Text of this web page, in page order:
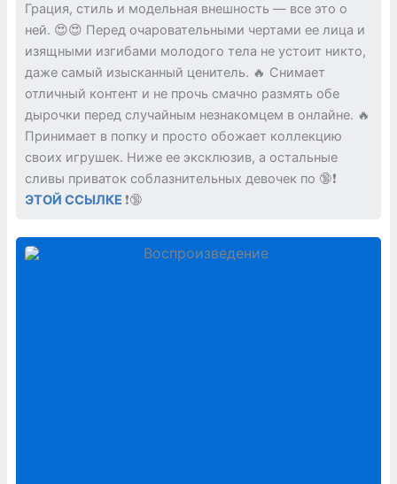
Грация, стиль и модельная внешность — все это о
ней. 😍😍 Перед очаровательными чертами ее лица и
изящными изгибами молодого тела не устоит никто,
даже самый изысканный ценитель. 🔥 Снимает
отличный контент и не прочь смачно размять обе
дырочки перед случайным незнакомцем в онлайне. 🔥
Принимает в попку и просто обожает коллекцию
своих игрушек. Ниже ее эксклюзив, а остальные
сливы приваток соблазнительных девочек по 🔞❗️
ЭТОЙ ССЫЛКЕ ❗️🔞